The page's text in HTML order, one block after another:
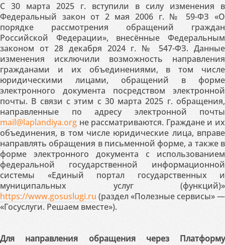
С 30 марта 2025 г. вступили в силу изменения в
Федеральный закон от 2 мая 2006 г. № 59-ФЗ «О
порядке рассмотрения обращений граждан
Российской Федерации», внесённые Федеральным
законом от 28 декабря 2024 г. № 547-ФЗ. Данные
изменения исключили возможность направления
гражданами и их объединениями, в том числе
юридическими лицами, обращений в форме
электронного документа посредством электронной
почты. В связи с этим с 30 марта 2025 г. обращения,
направленные по адресу электронной почты
mail@laplandiya.org не рассматриваются. Граждане и их
объединения, в том числе юридические лица, вправе
направлять обращения в письменной форме, а также в
форме электронного документа с использованием
федеральной государственной информационной
системы «Единый портал государственных и
муниципальных услуг (функций)»
https://www.gosuslugi.ru (раздел «Полезные сервисы» —
«Госуслуги. Решаем вместе»).
Для направления обращения через Платформу